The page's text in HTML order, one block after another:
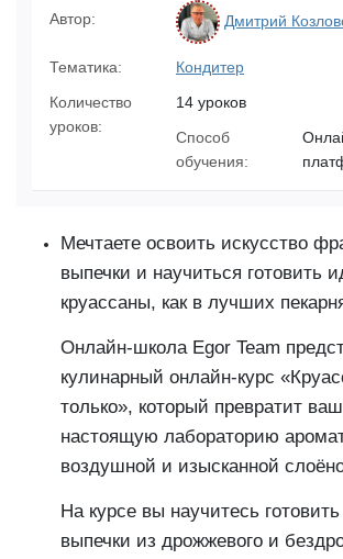
Автор: Дмитрий
Тематика:
Кондитер
Количество
уроков:
14 уроков
Способ
обучения:
Мечтаете освоить искусство
выпечки и научиться готовить
круассаны, как в лучших
Онлайн-школа Egor Team
кулинарный онлайн-курс
только», который превратит
настоящую лабораторию
воздушной и изысканной
На курсе вы научитесь
выпечки из дрожжевого и